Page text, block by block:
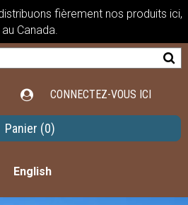
fièrement nos produits ici,
au Canada.
CONNECTEZ-VOUS ICI
Panier (0)
English